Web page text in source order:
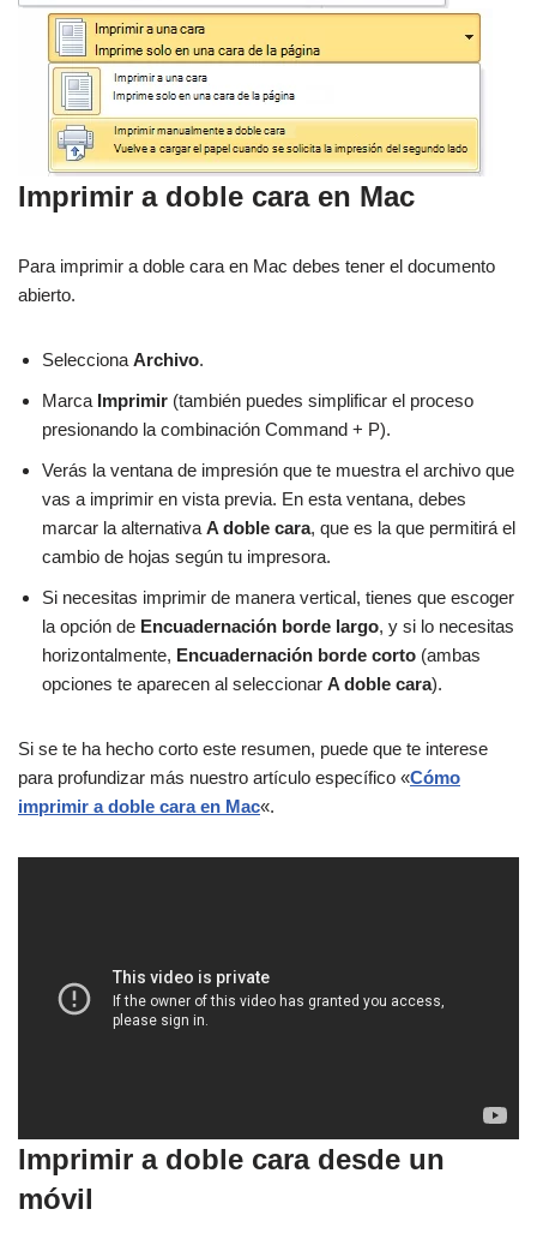
Imprimir a doble cara en Mac
Para imprimir a doble cara en Mac debes tener el documento
abierto.
Selecciona Archivo.
Marca Imprimir (también puedes simplificar el proceso
presionando la combinación Command + P).
Verás la ventana de impresión que te muestra el archivo que
vas a imprimir en vista previa. En esta ventana, debes
marcar la alternativa A doble cara, que es la que permitirá el
cambio de hojas según tu impresora.
Si necesitas imprimir de manera vertical, tienes que escoger
la opción de Encuadernación borde largo, y si lo necesitas
horizontalmente, Encuadernación borde corto (ambas
opciones te aparecen al seleccionar A doble cara).
Si se te ha hecho corto este resumen, puede que te interese
para profundizar más nuestro artículo específico «Cómo
imprimir a doble cara en Mac«.
Imprimir a doble cara desde un
móvil